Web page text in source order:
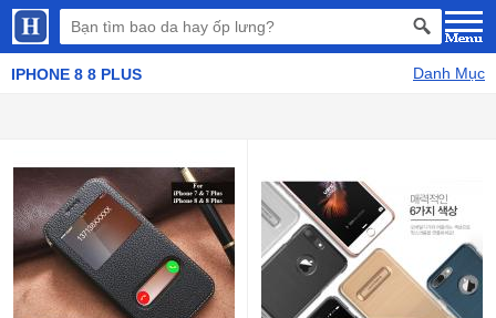
IPHONE 8 8 PLUS Danh Mục